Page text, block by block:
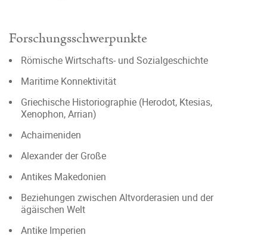
Forschungsschwerpunkte
Römische Wirtschafts- und Sozialgeschichte
Maritime Konnektivität
Griechische Historiographie (Herodot, Ktesias,
Xenophon, Arrian)
Achaimeniden
Alexander der Große
Antikes Makedonien
Beziehungen zwischen Altvorderasien und der
ägäischen Welt
Antike Imperien